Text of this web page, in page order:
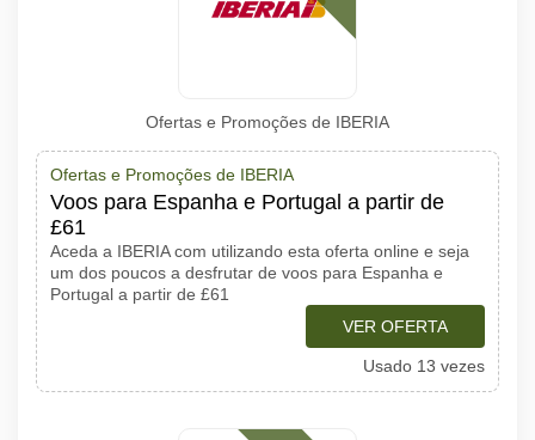
Ofertas e Promoções de IBERIA
Ofertas e Promoções de IBERIA
Voos para Espanha e Portugal a partir de
£61
Aceda a IBERIA com utilizando esta oferta online e seja
um dos poucos a desfrutar de voos para Espanha e
Portugal a partir de £61
VER OFERTA
Usado 13 vezes